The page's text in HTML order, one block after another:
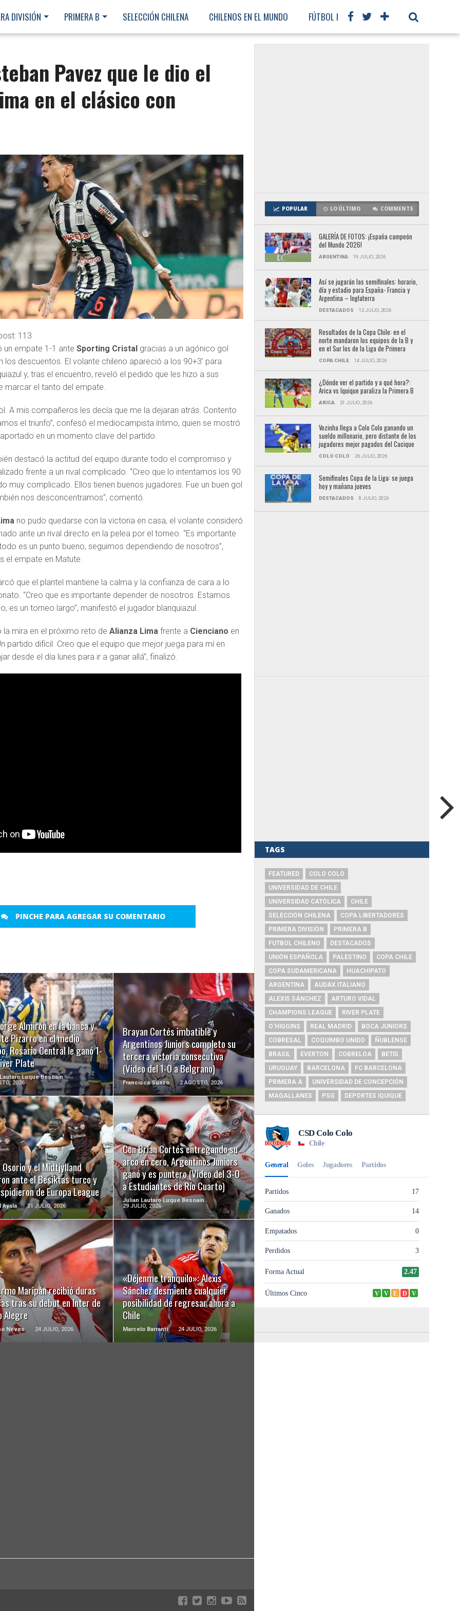
DIVISIÓN PRIMERA B SELECCIÓN CHILENA CHILENOS EN EL MUNDO FÚTBOL INTERNACIONAL
Pavez que le dio el
en el clásico con
113
un empate 1-1 anteSporting Cristal gracias a un agónico gol
los descuentos. El volante chileno apareció a los 90+3’ para
y, tras el encuentro, reveló el pedido que les hizo a sus
marcar el tanto del empate.
A mis compañeros les decía que me la dejaran atrás. Contento
el triunfo”, confesó el mediocampista íntimo, quien se mostró
en un momento clave del partido.
destacó la actitud del equipo durante todo el compromiso y
frente a un rival complicado. “Creo que lo intentamos los 90
muy complicado. Ellos tienen buenos jugadores. Fue un buen gol
nos desconcentramos”, comentó.
no pudo quedarse con la victoria en casa, el volante consideró
ante un rival directo en la pelea por el torneo. “Es importante
es un punto bueno, seguimos dependiendo de nosotros”,
el empate en Matute.
que el plantel mantiene la calma y la confianza de cara a lo
“Creo que es importante depender de nosotros. Estamos
es un torneo largo”, manifestó el jugador blanquiazul.
la mira en el próximo reto deAlianza Lima frente a Cienciano en
partido difícil. Creo que el equipo que mejor juega para mí en
desde el día lunes para ir a ganar allá”, finalizó.
PINCHE PARA AGREGAR SU COMENTARIO
Almirón en la banca y
Pizarro en el medio
Rosario Central le ganó 1-
Plate
Luque Besoaín
2026
LEER MÁS
Brayan Cortés imbatible y
Argentinos Juniors completo su
tercera victoria consecutiva
(Video del 1-0 a Belgrano)
Francisca Suazo 2 AGOSTO, 2026
LEER MÁS
y el Midtjylland
ante el Besiktas turco y
de Europa League
Ayala 31 JULIO, 2026
LEER MÁS
Con Brian Cortés entregando su
arco en cero, Argentinos Juniors
ganó y es puntero (Video del 3-0
a Estudiantes de Río Cuarto)
Julian Lautaro Luque Besoaín
29 JULIO, 2026
LEER MÁS
Maripán recibió duras
tras su debut en Inter de
Alegre
Neves 24 JULIO, 2026
LEER MÁS
«Déjenme tranquilo»: Alexis
Sánchez desmiente cualquier
posibilidad de regresar ahora a
Chile
Marcelo Barranti 24 JULIO, 2026
LEER MÁS
POPULAR LO ÚLTIMO COMMENTS
GALERÍA DE FOTOS: ¡España campeón
del Mundo 2026!
ARGENTINA 19 JULIO, 2026
Así se jugarán las semifinales: horario,
día y estadio para España- Francia y
Argentina – Inglaterra
DESTACADOS 12 JULIO, 2026
Resultados de la Copa Chile: en el
norte mandaron los equipos de la B y
en el Sur los de la Liga de Primera
COPA CHILE 14 JULIO, 2026
¿Dónde ver el partido y a qué hora?:
Arica vs Iquique paraliza la Primera B
ARICA 31 JULIO, 2026
Vozinha llega a Colo Colo ganando un
sueldo millonario, pero distante de los
jugadores mejor pagados del Cacique
COLO COLO 26 JULIO, 2026
Semifinales Copa de la Liga: se juega
hoy y mañana jueves
DESTACADOS 8 JULIO, 2026
TAGS
FEATURED
COLO COLO
UNIVERSIDAD DE CHILE
UNIVERSIDAD CATÓLICA
CHILE
SELECCIÓN CHILENA
COPA LIBERTADORES
PRIMERA DIVISIÓN
PRIMERA B
FUTBOL CHILENO
DESTACADOS
UNIÓN ESPAÑOLA
PALESTINO
COPA CHILE
COPA SUDAMERICANA
HUACHIPATO
ARGENTINA
AUDAX ITALIANO
ALEXIS SÁNCHEZ
ARTURO VIDAL
CHAMPIONS LEAGUE
RIVER PLATE
O'HIGGINS
REAL MADRID
BOCA JUNIORS
COBRESAL
COQUIMBO UNIDO
ÑUBLENSE
BRASIL
EVERTON COBRELOA
BETIS
URUGUAY
BARCELONA
FC BARCELONA
PRIMERA A
UNIVERSIDAD DE CONCEPCIÓN
MAGALLANES
PSG DEPORTES IQUIQUE